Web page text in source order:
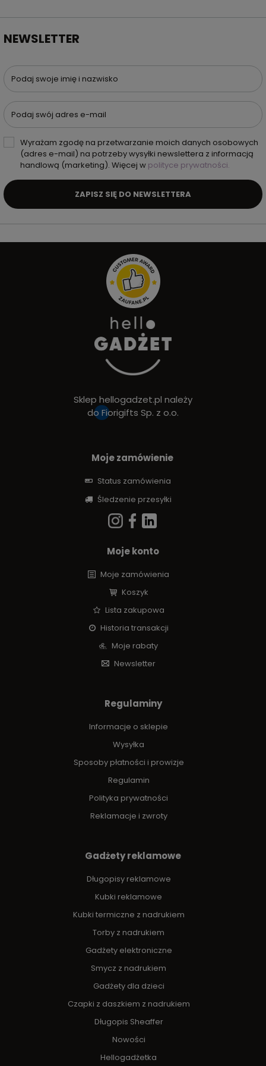
NEWSLETTER
Podaj swoje imię i nazwisko
Podaj swój adres e-mail
Wyrażam zgodę na przetwarzanie moich danych osobowych
(adres e-mail) na potrzeby wysyłki newslettera z informacją
handlową (marketing). Więcej w polityce prywatności.
ZAPISZ SIĘ DO NEWSLETTERA
Sklep hellogadzet.pl należy
do Fiorigifts Sp. z o.o.
Moje zamówienie
Status zamówienia
Śledzenie przesyłki
Moje konto
Moje zamówienia
Koszyk
Lista zakupowa
Historia transakcji
Moje rabaty
Newsletter
Regulaminy
Informacje o sklepie
Wysyłka
Sposoby płatności i prowizje
Regulamin
Polityka prywatności
Reklamacje i zwroty
Gadżety reklamowe
Długopisy reklamowe
Kubki reklamowe
Kubki termiczne z nadrukiem
Torby z nadrukiem
Gadżety elektroniczne
Smycz z nadrukiem
Gadżety dla dzieci
Czapki z daszkiem z nadrukiem
Długopis Sheaffer
Nowości
Hellogadżetka